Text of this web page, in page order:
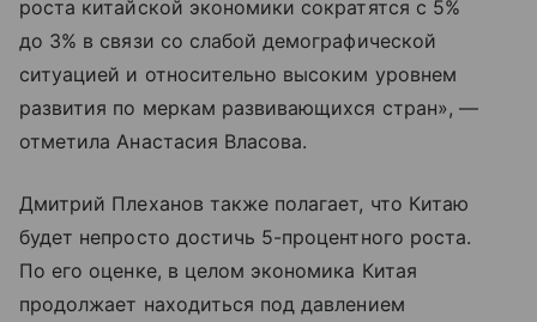
роста китайской экономики сократятся с 5%
до 3% в связи со слабой демографической
ситуацией и относительно высоким уровнем
развития по меркам развивающихся стран», —
отметила Анастасия Власова.
Дмитрий Плеханов также полагает, что Китаю
будет непросто достичь 5-процентного роста.
По его оценке, в целом экономика Китая
продолжает находиться под давлением